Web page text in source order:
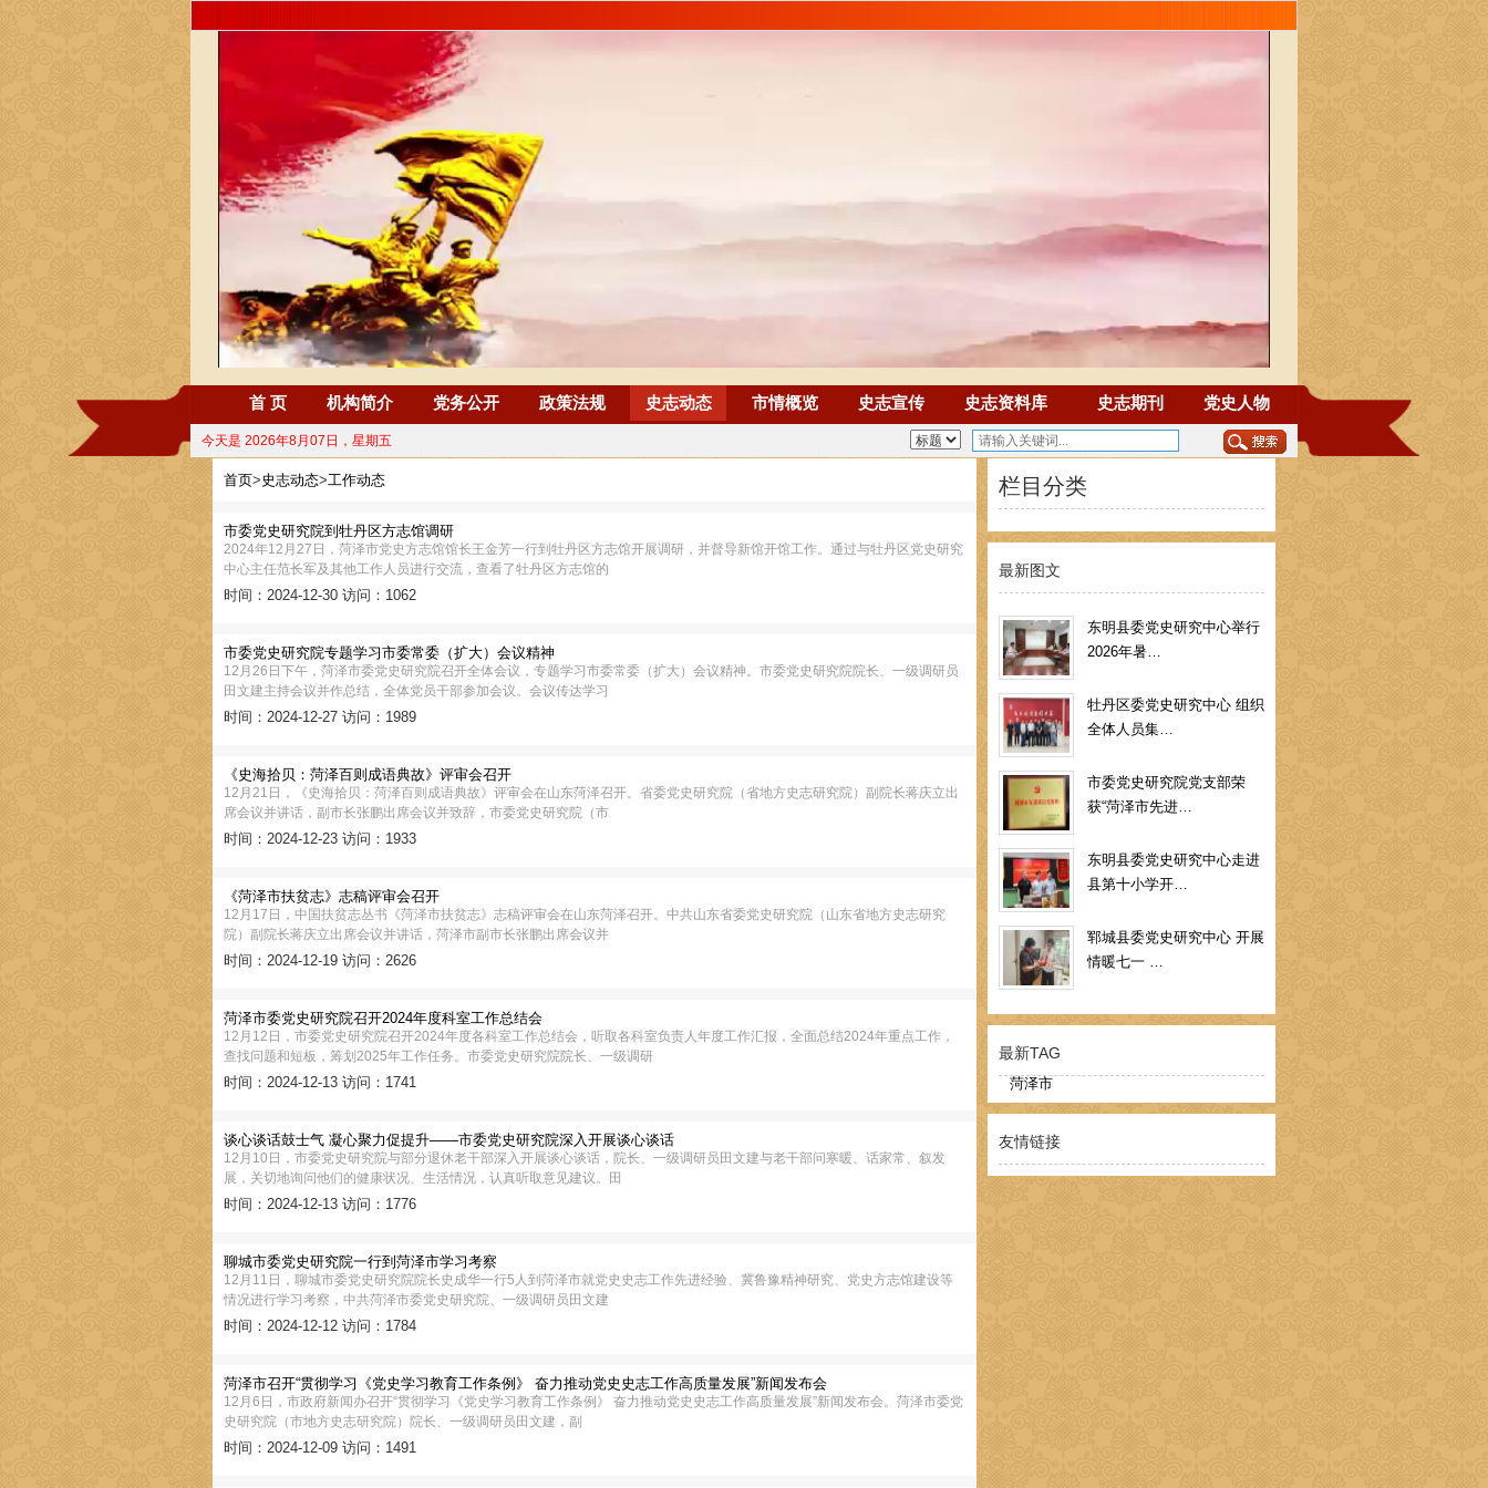
首 页 机构简介 党务公开 政策法规 史志动态 市情概览 史志宣传 史志资料库 史志期刊 党史人物
今天是 2026年8月07日，星期五
首页>史志动态>工作动态
市委党史研究院到牡丹区方志馆调研
2024年12月27日，菏泽市党史方志馆馆长王金芳一行到牡丹区方志馆开展调研，并督导新馆开馆工作。通过与牡丹区党史研究
中心主任范长军及其他工作人员进行交流，查看了牡丹区方志馆的
时间：2024-12-30 访问：1062
市委党史研究院专题学习市委常委（扩大）会议精神
12月26日下午，菏泽市委党史研究院召开全体会议，专题学习市委常委（扩大）会议精神。市委党史研究院院长、一级调研员
田文建主持会议并作总结，全体党员干部参加会议。会议传达学习
时间：2024-12-27 访问：1989
《史海拾贝：菏泽百则成语典故》评审会召开
12月21日，《史海拾贝：菏泽百则成语典故》评审会在山东菏泽召开。省委党史研究院（省地方史志研究院）副院长蒋庆立出
席会议并讲话，副市长张鹏出席会议并致辞，市委党史研究院（市
时间：2024-12-23 访问：1933
《菏泽市扶贫志》志稿评审会召开
12月17日，中国扶贫志丛书《菏泽市扶贫志》志稿评审会在山东菏泽召开。中共山东省委党史研究院（山东省地方史志研究
院）副院长蒋庆立出席会议并讲话，菏泽市副市长张鹏出席会议并
时间：2024-12-19 访问：2626
菏泽市委党史研究院召开2024年度科室工作总结会
12月12日，市委党史研究院召开2024年度各科室工作总结会，听取各科室负责人年度工作汇报，全面总结2024年重点工作，
查找问题和短板，筹划2025年工作任务。市委党史研究院院长、一级调研
时间：2024-12-13 访问：1741
谈心谈话鼓士气 凝心聚力促提升——市委党史研究院深入开展谈心谈话
12月10日，市委党史研究院与部分退休老干部深入开展谈心谈话，院长、一级调研员田文建与老干部问寒暖、话家常、叙发
展，关切地询问他们的健康状况、生活情况，认真听取意见建议。田
时间：2024-12-13 访问：1776
聊城市委党史研究院一行到菏泽市学习考察
12月11日，聊城市委党史研究院院长史成华一行5人到菏泽市就党史史志工作先进经验、冀鲁豫精神研究、党史方志馆建设等
情况进行学习考察，中共菏泽市委党史研究院、一级调研员田文建
时间：2024-12-12 访问：1784
菏泽市召开“贯彻学习《党史学习教育工作条例》 奋力推动党史史志工作高质量发展”新闻发布会
12月6日，市政府新闻办召开“贯彻学习《党史学习教育工作条例》 奋力推动党史史志工作高质量发展”新闻发布会。菏泽市委党
史研究院（市地方史志研究院）院长、一级调研员田文建，副
时间：2024-12-09 访问：1491
栏目分类
最新图文
东明县委党史研究中心举行
2026年暑…
牡丹区委党史研究中心 组织
全体人员集…
市委党史研究院党支部荣
获“菏泽市先进…
东明县委党史研究中心走进
县第十小学开…
郓城县委党史研究中心 开展
情暖七一 …
最新TAG
菏泽市
友情链接